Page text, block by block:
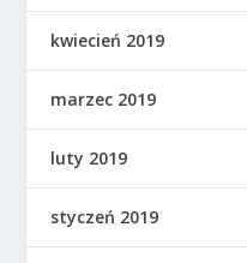
kwiecień 2019
marzec 2019
luty 2019
styczeń 2019